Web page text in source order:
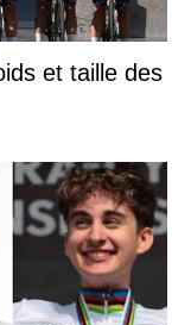
et taille des